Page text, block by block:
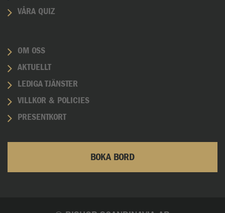
VÅRA QUIZ
OM OSS
AKTUELLT
LEDIGA TJÄNSTER
VILLKOR & POLICIES
PRESENTKORT
BOKA BORD